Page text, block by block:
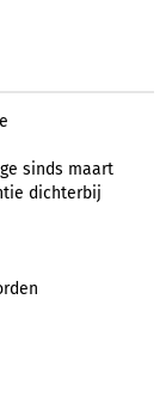
sinds maart
dichterbij